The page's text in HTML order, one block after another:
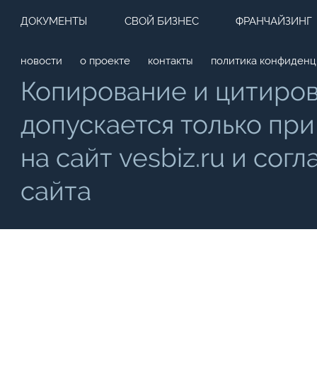
ДОКУМЕНТЫ СВОЙ БИЗНЕС ФРАНЧАЙЗИНГ
новости о проекте контакты политика
Копирование и
допускается только
на сайт vesbiz.ru и
сайта